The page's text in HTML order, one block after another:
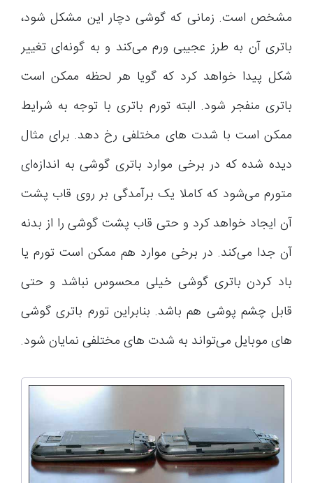
مشخص است. زمانی که گوشی دچار این مشکل شود،
باتری آن به طرز عجیبی ورم می‌کند و به گونه‌ای تغییر
شکل پیدا خواهد کرد که گویا هر لحظه ممکن است
باتری منفجر شود. البته تورم باتری با توجه به شرایط
ممکن است با شدت های مختلفی رخ دهد. برای مثال
دیده شده که در برخی موارد باتری گوشی به اندازه‌ای
متورم می‌شود که کاملا یک برآمدگی بر روی قاب پشت
آن ایجاد خواهد کرد و حتی قاب پشت گوشی را از بدنه
آن جدا می‌کند. در برخی موارد هم ممکن است تورم یا
باد کردن باتری گوشی خیلی محسوس نباشد و حتی
قابل چشم پوشی هم باشد. بنابراین تورم باتری گوشی
های موبایل می‌تواند به شدت های مختلفی نمایان شود.